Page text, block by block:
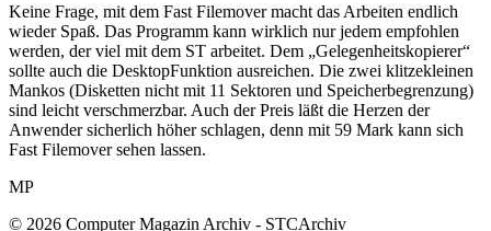
Keine Frage, mit dem Fast Filemover macht das Arbeiten endlich
wieder Spaß. Das Programm kann wirklich nur jedem empfohlen
werden, der viel mit dem ST arbeitet. Dem „Gelegenheitskopierer“
sollte auch die DesktopFunktion ausreichen. Die zwei klitzekleinen
Mankos (Disketten nicht mit 11 Sektoren und Speicherbegrenzung)
sind leicht verschmerzbar. Auch der Preis läßt die Herzen der
Anwender sicherlich höher schlagen, denn mit 59 Mark kann sich
Fast Filemover sehen lassen.
MP
© 2026 Computer Magazin Archiv - STCArchiv